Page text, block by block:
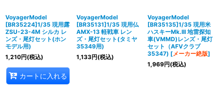
VoyagerModel
[BR35224]1/35 現用露
ZSU-23-4M シルカ レ
ンズ・尾灯セット(ホン
モデル用)
1,210円(税込)
カートに入れる
VoyagerModel
[BR35131]1/35 現用仏
AMX-13 軽戦車 レン
ズ・尾灯セット(タミヤ
35349用)
1,133円(税込)
VoyagerModel
[BR35135]1/35 現用米
ハスキーMk.III 地雷探知
車(VMMD)レンズ・尾灯
セット（AFVクラブ
35347) [メーカー絶版]
1,969円(税込)